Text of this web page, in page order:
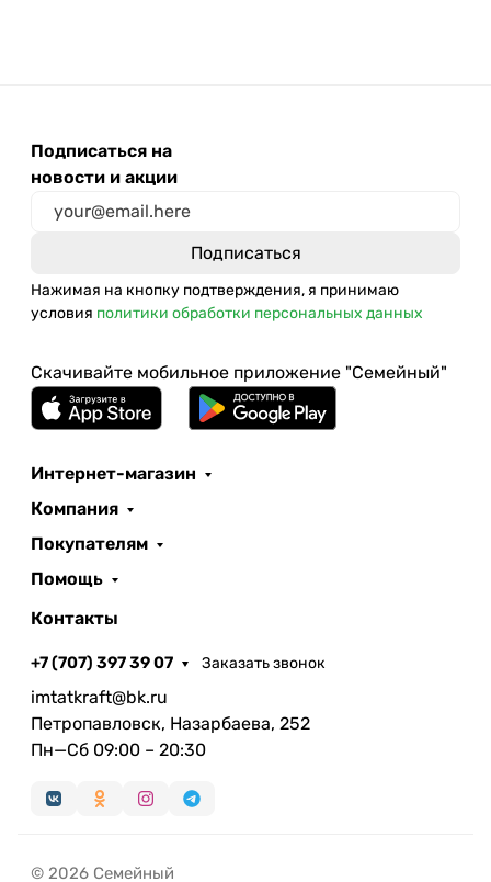
Подписаться на
новости и акции
Нажимая на кнопку подтверждения, я принимаю
условия политики обработки персональных данных
Скачивайте мобильное приложение "Семейный"
Интернет-магазин
Компания
Покупателям
Помощь
Контакты
+7 (707) 397 39 07 Заказать звонок
imtatkraft@bk.ru
Петропавловск, Назарбаева, 252
Пн—Сб 09:00 – 20:30
© 2026 Семейный